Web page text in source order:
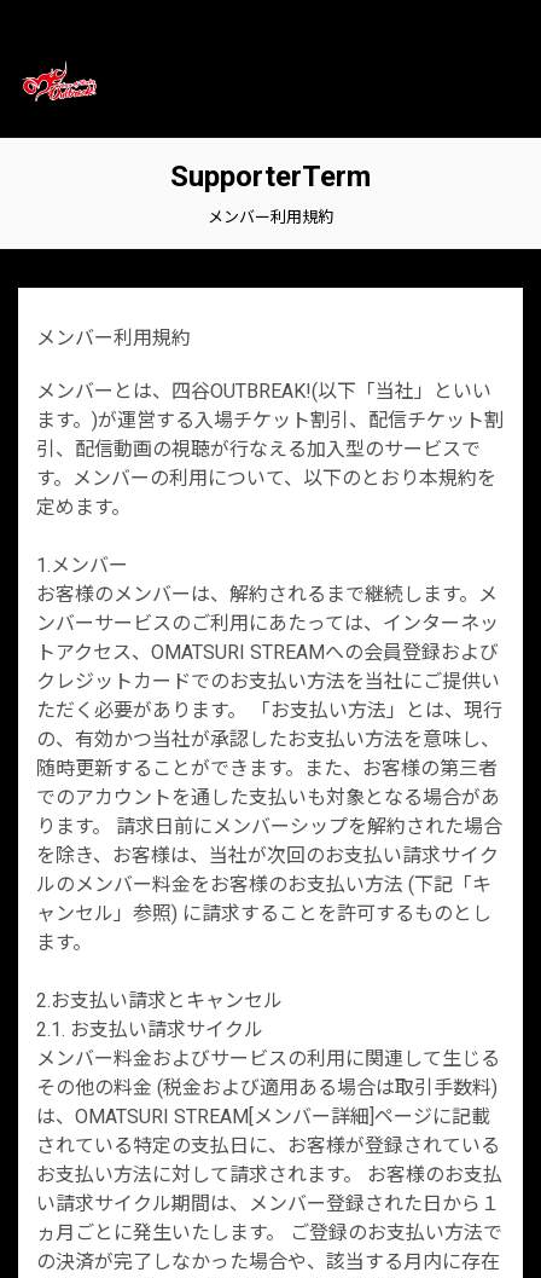
SupporterTerm
メンバー利用規約
メンバー利用規約
メンバーとは、四谷OUTBREAK!(以下「当社」といい
ます。)が運営する入場チケット割引、配信チケット割
引、配信動画の視聴が行なえる加入型のサービスで
す。メンバーの利用について、以下のとおり本規約を
定めます。
1.メンバー
お客様のメンバーは、解約されるまで継続します。メ
ンバーサービスのご利用にあたっては、インターネッ
トアクセス、OMATSURI STREAMへの会員登録および
クレジットカードでのお支払い方法を当社にご提供い
ただく必要があります。 「お支払い方法」とは、現行
の、有効かつ当社が承認したお支払い方法を意味し、
随時更新することができます。また、お客様の第三者
でのアカウントを通した支払いも対象となる場合があ
ります。 請求日前にメンバーシップを解約された場合
を除き、お客様は、当社が次回のお支払い請求サイク
ルのメンバー料金をお客様のお支払い方法 (下記「キ
ャンセル」参照) に請求することを許可するものとし
ます。
2.お支払い請求とキャンセル
2.1. お支払い請求サイクル
メンバー料金およびサービスの利用に関連して生じる
その他の料金 (税金および適用ある場合は取引手数料)
は、OMATSURI STREAM[メンバー詳細]ページに記載
されている特定の支払日に、お客様が登録されている
お支払い方法に対して請求されます。 お客様のお支払
い請求サイクル期間は、メンバー登録された日から１
ヵ月ごとに発生いたします。 ご登録のお支払い方法で
の決済が完了しなかった場合や、該当する月内に存在